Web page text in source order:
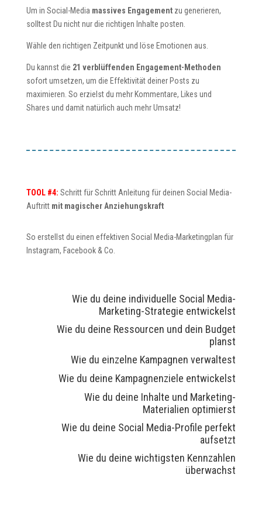
Um in Social-Media massives Engagementzu generieren,
solltest Du nicht nur die richtigen Inhalte posten.
Wähle den richtigen Zeitpunkt und löse Emotionen aus.
Du kannst die 21 verblüffenden Engagement-Methoden
sofort umsetzen, um die Effektivität deiner Posts zu
maximieren. So erzielst du mehr Kommentare, Likes und
Shares und damit natürlich auch mehr Umsatz!
TOOL #4: Schritt für Schritt Anleitung für deinen Social Media-
Auftritt mit magischer Anziehungskraft
So erstellst du einen effektiven Social Media-Marketingplan für
Instagram, Facebook & Co.
Wie du deine individuelle Social Media-
Marketing-Strategie entwickelst
Wie du deine Ressourcen und dein Budget
planst
Wie du einzelne Kampagnen verwaltest
Wie du deine Kampagnenziele entwickelst
Wie du deine Inhalte und Marketing-
Materialien optimierst
Wie du deine Social Media-Profile perfekt
aufsetzt
Wie du deine wichtigsten Kennzahlen
überwachst